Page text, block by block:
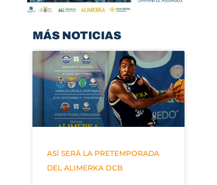
MÁS NOTICIAS
ASÍ SERÁ LA PRETEMPORADA
DEL ALIMERKA OCB